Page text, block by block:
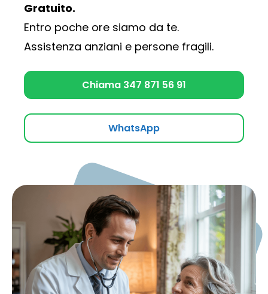
Gratuito.
Entro poche ore siamo da te.
Assistenza anziani e persone fragili.
Chiama 347 871 56 91
WhatsApp